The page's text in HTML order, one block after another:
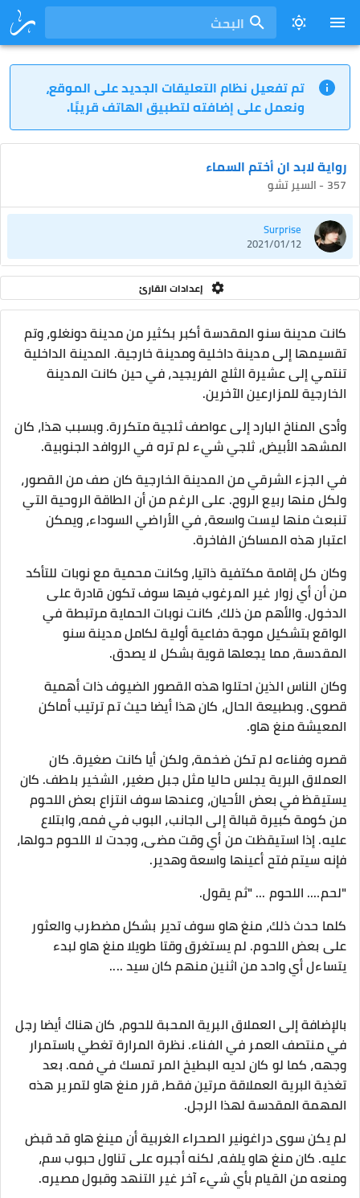
البحث
تم تفعيل نظام التعليقات الجديد على الموقع،
ونعمل على إضافته لتطبيق الهاتف قريبًا.
رواية لابد ان أختم السماء
357 - السير تشو
Surprise
2021/01/12
إعدادات القارئ
كانت مدينة سنو المقدسة أكبر بكثير من مدينة دونغلو، وتم
تقسيمها إلى مدينة داخلية ومدينة خارجية. المدينة الداخلية
تنتمي إلى عشيرة الثلج الفريجيد، في حين كانت المدينة
الخارجية للمزارعين الآخرين.
وأدى المناخ البارد إلى عواصف ثلجية متكررة. وبسبب هذا، كان
المشهد الأبيض، ثلجي شيء لم تره في الروافد الجنوبية.
في الجزء الشرقي من المدينة الخارجية كان صف من القصور،
ولكل منها ربيع الروح. على الرغم من أن الطاقة الروحية التي
تنبعث منها ليست واسعة، في الأراضي السوداء، ويمكن
اعتبار هذه المساكن الفاخرة.
وكان كل إقامة مكتفية ذاتيا، وكانت محمية مع نوبات للتأكد
من أن أي زوار غير المرغوب فيها سوف تكون قادرة على
الدخول. والأهم من ذلك، كانت نوبات الحماية مرتبطة في
الواقع بتشكيل موجة دفاعية أولية لكامل مدينة سنو
المقدسة، مما يجعلها قوية بشكل لا يصدق.
وكان الناس الذين احتلوا هذه القصور الضيوف ذات أهمية
قصوى. وبطبيعة الحال، كان هذا أيضا حيث تم ترتيب أماكن
المعيشة منغ هاو.
قصره وفناءه لم تكن ضخمة، ولكن أيا كانت صغيرة. كان
العملاق البرية يجلس حاليا مثل جبل صغير، الشخير بلطف. كان
يستيقظ في بعض الأحيان، وعندها سوف انتزاع بعض اللحوم
من كومة كبيرة قبالة إلى الجانب، البوب ​​في فمه، وابتلاع
عليه. إذا استيقظت من أي وقت مضى، وجدت لا اللحوم حولها،
فإنه سيتم فتح أعينها واسعة وهدير.
"لحم…. اللحوم ... "ثم يقول.
كلما حدث ذلك، منغ هاو سوف تدير بشكل مضطرب والعثور
على بعض اللحوم. لم يستغرق وقتا طويلا منغ هاو لبدء
يتساءل أي واحد من اثنين منهم كان سيد ....
بالإضافة إلى العملاق البرية المحبة للحوم، كان هناك أيضا رجل
في منتصف العمر في الفناء. نظرة المرارة تغطي باستمرار
وجهه، كما لو كان لديه البطيخ المر تمسك في فمه. بعد
تغذية البرية العملاقة مرتين فقط، قرر منغ هاو لتمرير هذه
المهمة المقدسة لهذا الرجل.
لم يكن سوى دراغونير الصحراء الغربية أن مينغ هاو قد قبض
عليه. كان منغ هاو يلفه، لكنه أجبره على تناول حبوب سم،
ومنعه من القيام بأي شيء آخر غير التنهد وقبول مصيره.